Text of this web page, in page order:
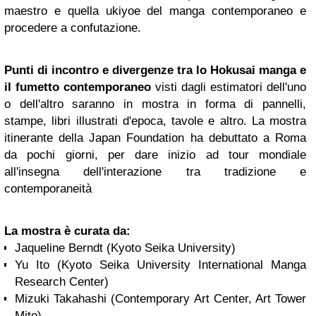
maestro e quella ukiyoe del manga contemporaneo e
procedere a confutazione.
Punti di incontro e divergenze tra lo Hokusai manga e
il fumetto contemporaneo visti dagli estimatori dell'uno
o dell'altro saranno in mostra in forma di pannelli,
stampe, libri illustrati d'epoca, tavole e altro. La mostra
itinerante della Japan Foundation ha debuttato a Roma
da pochi giorni, per dare inizio ad tour mondiale
all'insegna dell'interazione tra tradizione e
contemporaneità
La mostra è curata da:
Jaqueline Berndt (Kyoto Seika University)
Yu Ito (Kyoto Seika University International Manga
Research Center)
Mizuki Takahashi (Contemporary Art Center, Art Tower